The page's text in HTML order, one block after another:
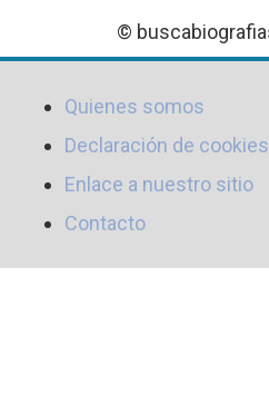
©
Quienes somos
Declaración de cookies
Enlace a nuestro sitio
Contacto